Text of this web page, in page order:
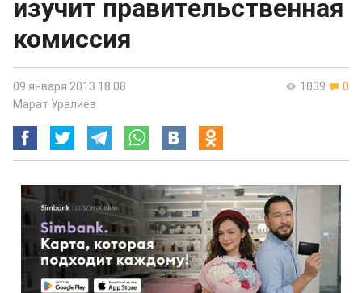
изучит правительственная
комиссия
1039 0
09 января 2013 18:08
Марат Уралиев